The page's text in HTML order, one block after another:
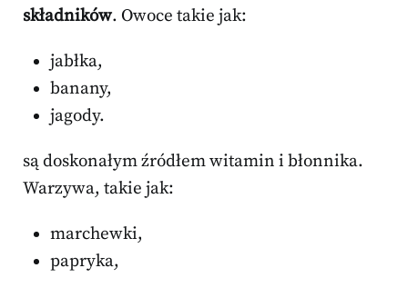
składników. Owoce takie jak:
jabłka,
banany,
jagody.
są doskonałym źródłem witamin i błonnika.
Warzywa, takie jak:
marchewki,
papryka,